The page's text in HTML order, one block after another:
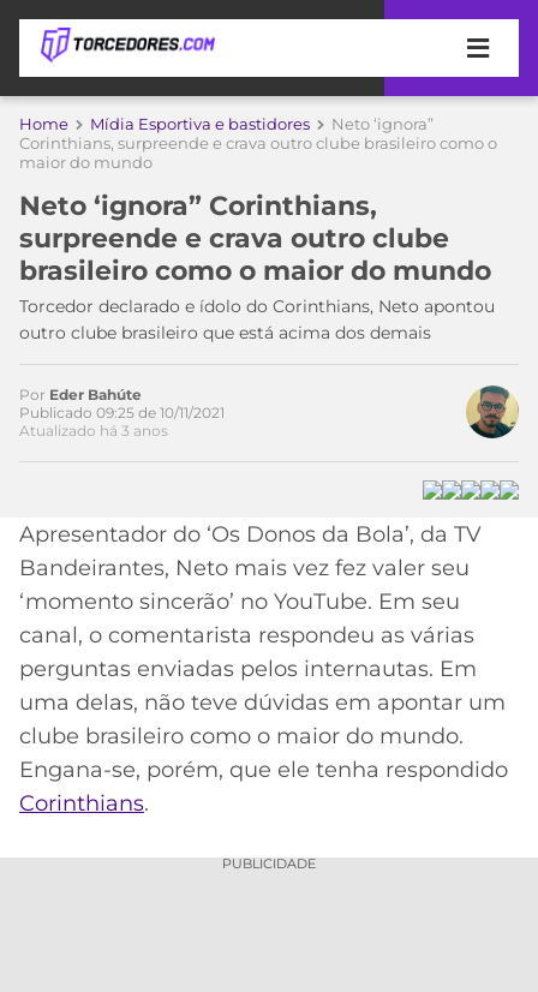
APOSTAS
DICAS
DE
APOSTA
MELHORES
SITES
DE
APOSTAS
2026
CÓDIGO
CÓDIGO
DE
INDICAÇÃO
BET365
CÓDIGO
BETANO
MELHORES
ÚLTIMAS
COPA
DO
MUNDO
MEU
TIME
CORINTHIANS
SÃO
PAULO
SANTOS
FLAMENGO
FLUMINENSE
CAMPEONATOS
A
LIBERTADORES
COPA
DO
BRASIL
PREMIER
LEAGUE
MERCADO
DA
BOLA
PALPITES
Home Mídia Esportiva e bastidores
Neto ‘ignora”
Corinthians, surpreende e crava outro clube brasileiro como o
maior do mundo
Neto ‘ignora” Corinthians,
surpreende e crava outro clube
brasileiro como o maior do mundo
Torcedor declarado e ídolo do Corinthians, Neto apontou
outro clube brasileiro que está acima dos demais
Acesse o perfil do autor
no Twitter
Por Eder Bahúte
Publicado 09:25 de 10/11/2021
Atualizado há 3 anos
Apresentador do ‘Os Donos da Bola’, da TV
Bandeirantes, Neto mais vez fez valer seu
‘momento sincerão’ no YouTube. Em seu
canal, o comentarista respondeu as várias
perguntas enviadas pelos internautas. Em
uma delas, não teve dúvidas em apontar um
clube brasileiro como o maior do mundo.
Engana-se, porém, que ele tenha respondido
Corinthians.
PUBLICIDADE